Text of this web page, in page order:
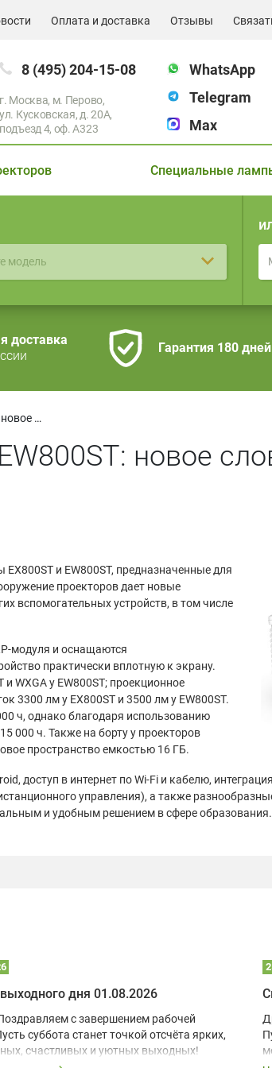
Оплата и доставка Отзывы
8 (495) 204-15-08
г. Москва, м. Перово,
ул. Кусковская, д. 20А,
подъезд 4, оф. A323
WhatsApp
Telegram
Max
Специальные
модель
доставка
Гарантия 180 дней
Проекторы BenQ EX800ST/EW800ST: новое слово в образовательной среде
новое
и EW800ST, предназначенные для
проекторов дает новые
вспомогательных устройств, в том числе
модуля и оснащаются
практически вплотную к экрану.
WXGA у EW800ST; проекционное
3300 лм у EX800ST и 3500 лм у EW800ST.
ч, однако благодаря использованию
000 ч. Также на борту у проекторов
пространство емкостью 16 ГБ.
доступ в интернет по Wi-Fi и кабелю,
управления), а также
и удобным решением в сфере образования.
дня 01.08.2026
с завершением рабочей
суббота станет точкой отсчёта ярких,
счастливых и уютных выходных!